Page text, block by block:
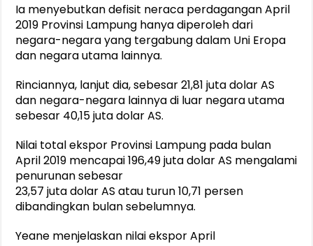
Ia menyebutkan defisit neraca perdagangan April
2019 Provinsi Lampung hanya diperoleh dari
negara-negara yang tergabung dalam Uni Eropa
dan negara utama lainnya.
Rinciannya, lanjut dia, sebesar 21,81 juta dolar AS
dan negara-negara lainnya di luar negara utama
sebesar 40,15 juta dolar AS.
Nilai total ekspor Provinsi Lampung pada bulan
April 2019 mencapai 196,49 juta dolar AS mengalami
penurunan sebesar
23,57 juta dolar AS atau turun 10,71 persen
dibandingkan bulan sebelumnya.
Yeane menjelaskan nilai ekspor April